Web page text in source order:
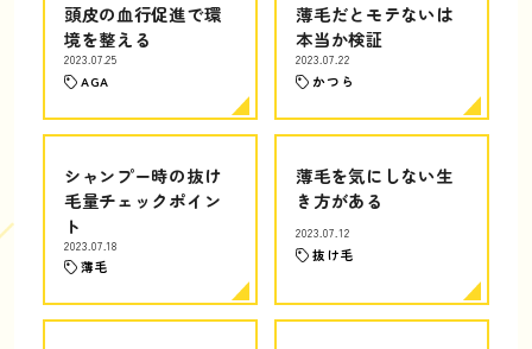
頭皮の血行促進で環
境を整える
2023.07.25
AGA
薄毛だとモテないは
本当か検証
2023.07.22
かつら
シャンプー時の抜け
毛量チェックポイン
ト
2023.07.18
薄毛
薄毛を気にしない生
き方がある
2023.07.12
抜け毛